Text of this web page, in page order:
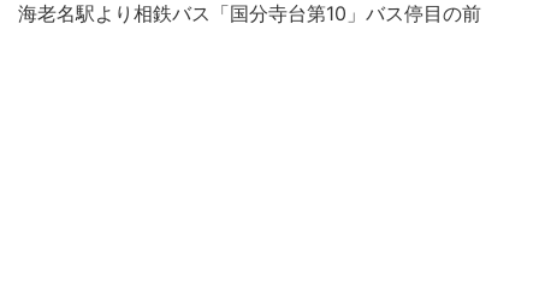
海老名駅より相鉄バス「国分寺台第10」バス停目の前